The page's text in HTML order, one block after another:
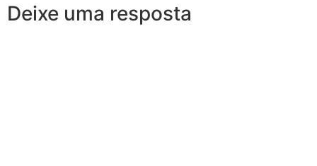
Deixe uma resposta